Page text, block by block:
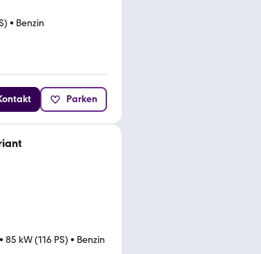
• Benzin
Parken
• 85 kW (116 PS) • Benzin